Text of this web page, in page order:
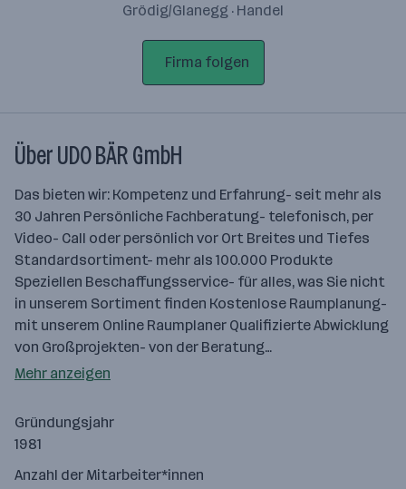
Grödig/Glanegg · Handel
Firma folgen
Über UDO BÄR GmbH
Das bieten wir: Kompetenz und Erfahrung- seit mehr als
30 Jahren Persönliche Fachberatung- telefonisch, per
Video- Call oder persönlich vor Ort Breites und Tiefes
Standardsortiment- mehr als 100.000 Produkte
Speziellen Beschaffungsservice- für alles, was Sie nicht
in unserem Sortiment finden Kostenlose Raumplanung-
mit unserem Online Raumplaner Qualifizierte Abwicklung
von Großprojekten- von der Beratung…
Mehr anzeigen
Gründungsjahr
1981
Anzahl der Mitarbeiter*innen